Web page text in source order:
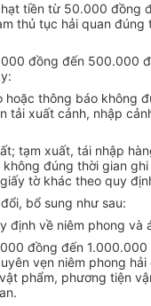
tiền từ 50.000 đồng
thủ tục hải quan đúng
đồng đến 500.000
hoặc thông báo không
tải xuất cảnh, nhập
tạm xuất, tái nhập
đúng thời gian
tờ khác theo quy
bổ sung như sau:
định về niêm phong và
đồng đến 1.000.000
vẹn niêm phong hải
phẩm, phương tiện